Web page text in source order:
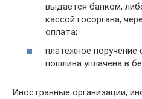
выдается банком,
кассой госоргана,
оплата;
платежное
пошлина уплачена в
Иностранные организации,